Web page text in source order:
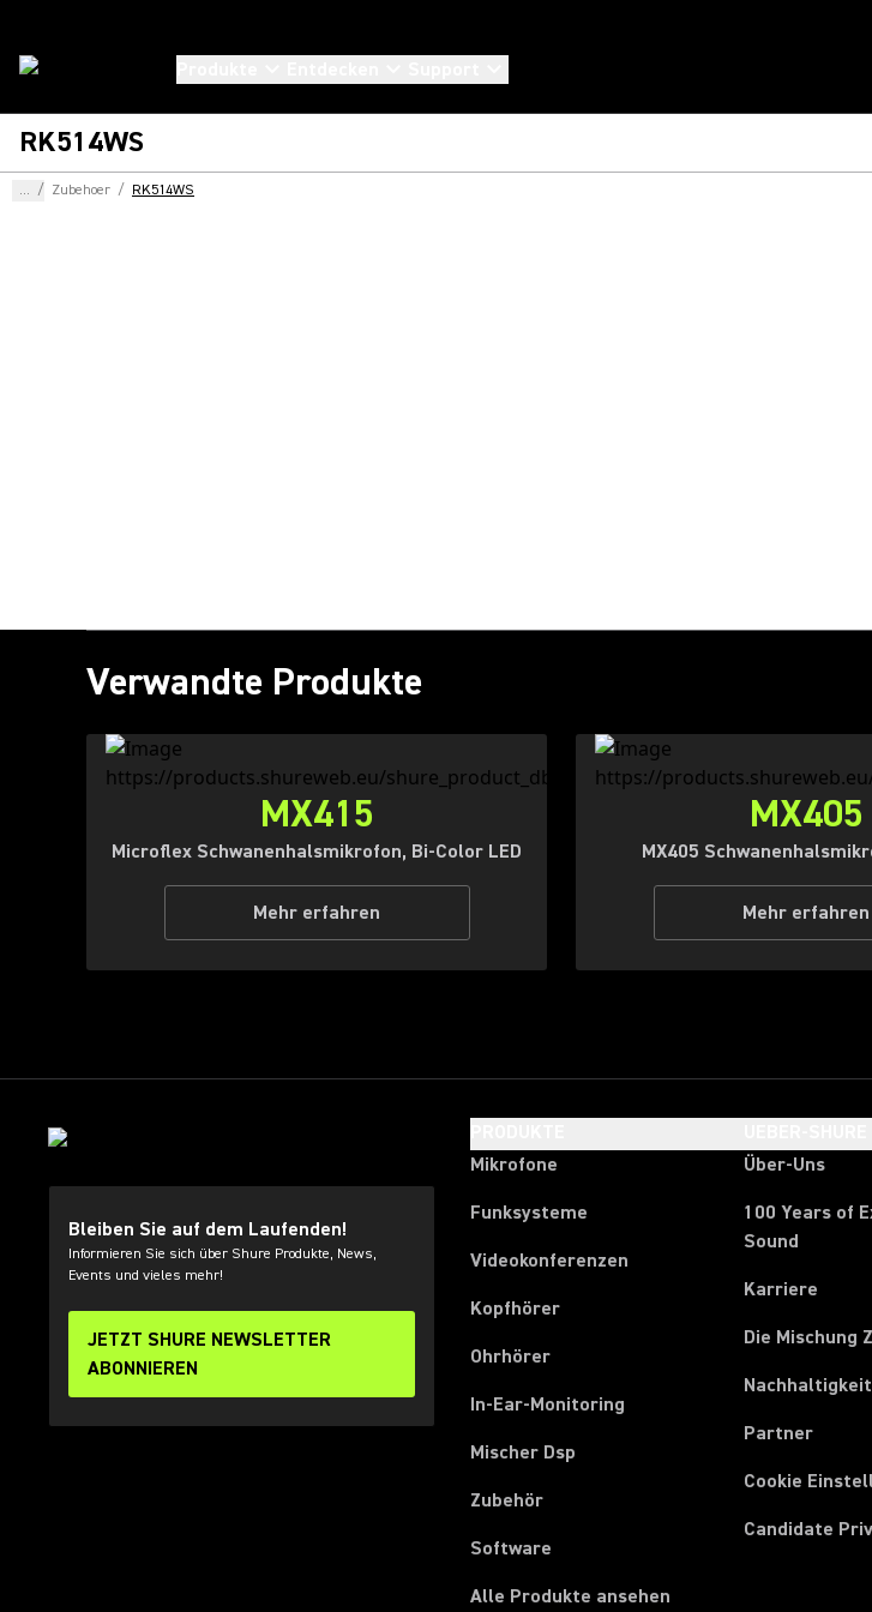
RK514WS
... / Zubehoer / RK514WS
Verwandte Produkte
MX415
Microflex Schwanenhalsmikrofon, Bi-Color LED
Mehr erfahren
MX405
MX405
Mehr erfahren
Bleiben Sie auf dem Laufenden!
Informieren Sie sich über Shure Produkte, News,
Events und vieles mehr!
JETZT SHURE NEWSLETTER
ABONNIEREN
Mikrofone
Funksysteme
Videokonferenzen
Kopfhörer
Ohrhörer
In-Ear-Monitoring
Mischer Dsp
Zubehör
Software
Alle Produkte ansehen
Über-Uns
100 Years of
Sound
Karriere
Die Mischung
Nachhaltigkeit
Partner
Cookie
Candidate